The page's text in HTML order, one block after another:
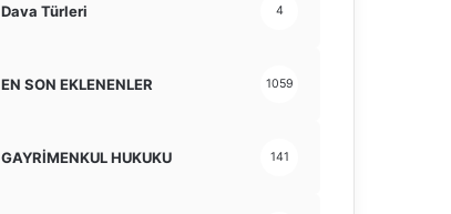
Dava Türleri 4
EN SON EKLENENLER 1059
GAYRİMENKUL HUKUKU 141